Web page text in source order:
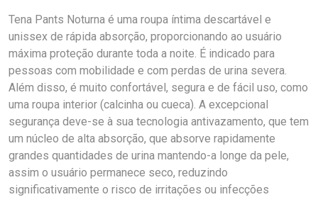
Tena Pants Noturna é uma roupa íntima descartável e
unissex de rápida absorção, proporcionando ao usuário
máxima proteção durante toda a noite. É indicado para
pessoas com mobilidade e com perdas de urina severa.
Além disso, é muito confortável, segura e de fácil uso, como
uma roupa interior (calcinha ou cueca). A excepcional
segurança deve-se à sua tecnologia antivazamento, que tem
um núcleo de alta absorção, que absorve rapidamente
grandes quantidades de urina mantendo-a longe da pele,
assim o usuário permanece seco, reduzindo
significativamente o risco de irritações ou infecções